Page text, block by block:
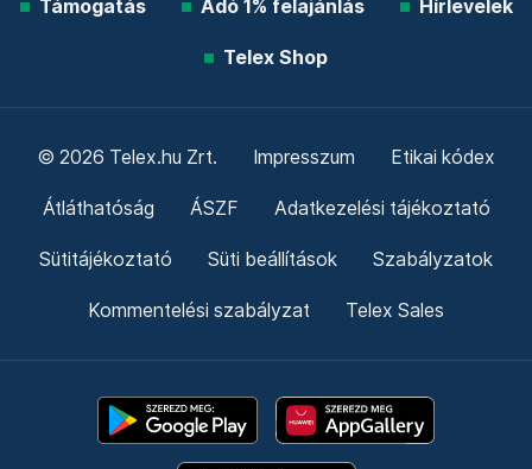
Támogatás Adó 1% felajánlás Hírlevelek
Telex Shop
© 2026 Telex.hu Zrt. Impresszum Etikai kódex
Átláthatóság ÁSZF Adatkezelési tájékoztató
Sütitájékoztató Süti beállítások Szabályzatok
Kommentelési szabályzat Telex Sales